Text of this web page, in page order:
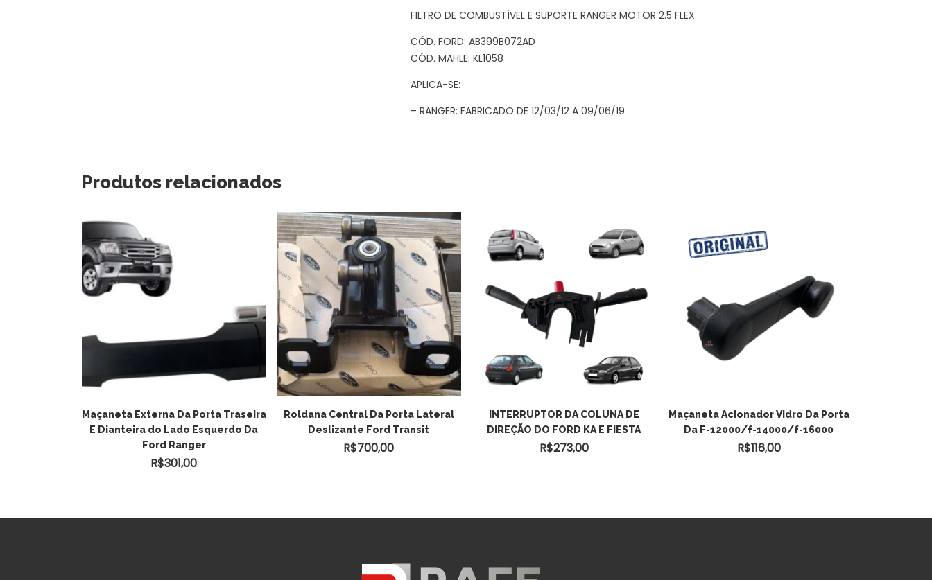
FILTRO DE COMBUSTÍVEL E SUPORTE RANGER MOTOR 2.5 FLEX
CÓD. FORD: AB399B072AD
CÓD. MAHLE: KL1058
APLICA-SE:
– RANGER: FABRICADO DE 12/03/12 A 09/06/19
Produtos relacionados
Maçaneta Externa Da Porta Traseira
E Dianteira do Lado Esquerdo Da
Ford Ranger
R$301,00
Roldana Central Da Porta Lateral
Deslizante Ford Transit
R$700,00
INTERRUPTOR DA COLUNA DE
DIREÇÃO DO FORD KA E FIESTA
R$273,00
ADICIONAR AO
CARRINHO
Maçaneta Acionador Vidro Da Porta
Da F-12000/f-14000/f-16000
R$116,00